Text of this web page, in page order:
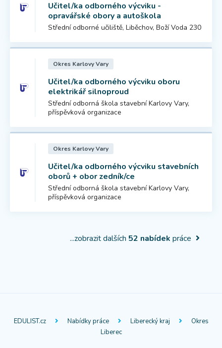
Učitel/ka odborného výcviku -
opravářské obory a autoškola
Střední odborné učiliště, Liběchov, Boží Voda 230
Okres Karlovy Vary
Učitel/ka odborného výcviku oboru
elektrikář silnoproud
Střední odborná škola stavební Karlovy Vary,
příspěvková organizace
Okres Karlovy Vary
Učitel/ka odborného výcviku stavebních
oborů + obor zedník/ce
Střední odborná škola stavební Karlovy Vary,
příspěvková organizace
...zobrazit dalších 52 nabídek práce
EDULIST.cz Nabídky práce Liberecký kraj
Okres
Liberec